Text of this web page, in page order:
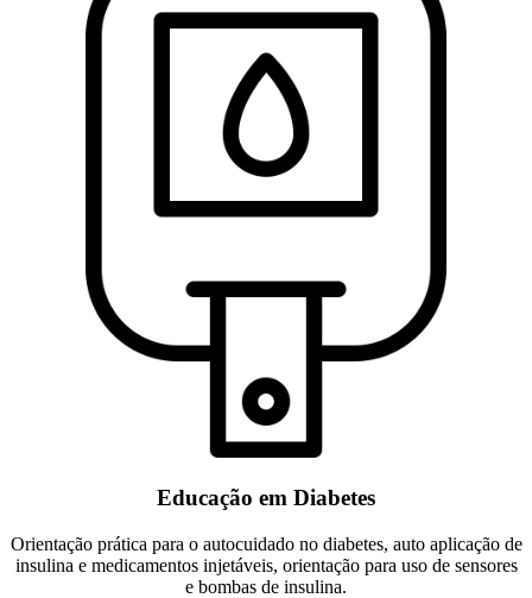
Educação em Diabetes
Orientação prática para o autocuidado no diabetes, auto aplicação de
insulina e medicamentos injetáveis, orientação para uso de sensores
e bombas de insulina.